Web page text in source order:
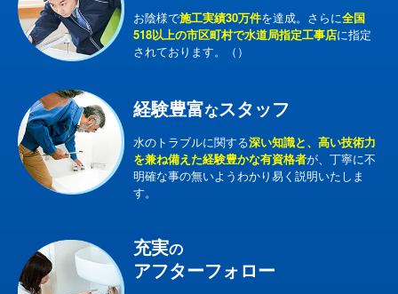
お陰様で施工実績30万件を達成。さらに全国
518以上の市区町村で水道局指定工事店に指定
されております。（）
経験豊富なスタッフ
水のトラブルに関する深い知識と、高い技術力
を兼ね備えた経験豊かな有資格者が、丁寧に不
明確な事の無いようわかり易く説明いたしま
す。
充実の
アフターフォロー